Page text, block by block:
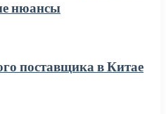
нюансы
поставщика в Китае